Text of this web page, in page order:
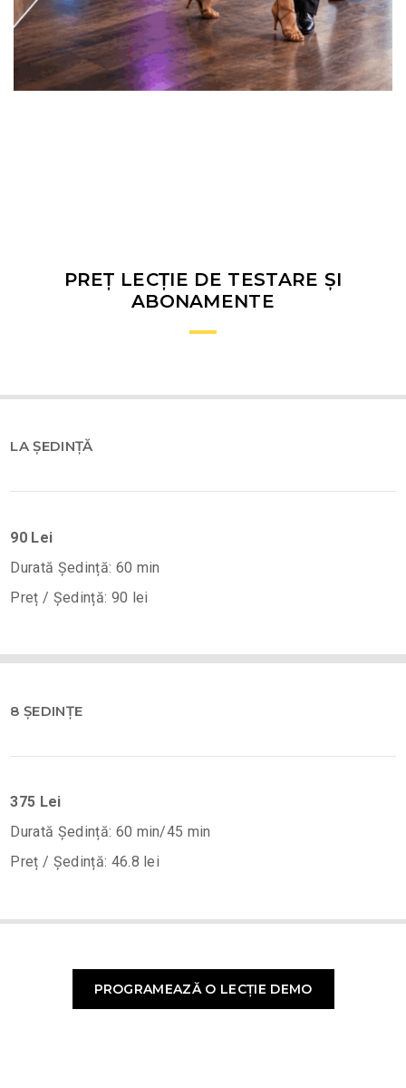
PREȚ LECȚIE DE TESTARE ȘI
ABONAMENTE
LA ȘEDINȚĂ
90 Lei
Durată Ședință: 60 min
Preț / Ședință: 90 lei
8 ȘEDINȚE
375 Lei
Durată Ședință: 60 min/45 min
Preț / Ședință: 46.8 lei
PROGRAMEAZĂ O LECȚIE DEMO